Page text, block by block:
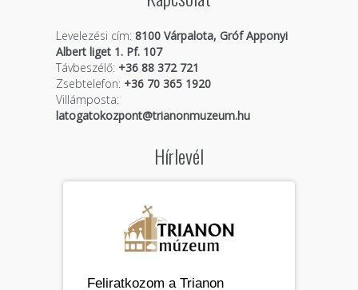
Levelezési cím: 8100 Várpalota, Gróf Apponyi
Albert liget 1. Pf. 107
Távbeszélő:+36 88 372 721
Zsebtelefon:+36 70 365 1920
Villámposta:
latogatokozpont@trianonmuzeum.hu
Hírlevél